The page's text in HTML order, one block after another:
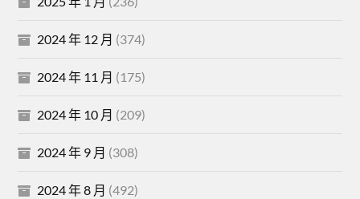
2024 年 12 月 (374)
2024 年 11 月 (175)
2024 年 10 月 (209)
2024 年 9 月 (308)
2024 年 8 月 (492)